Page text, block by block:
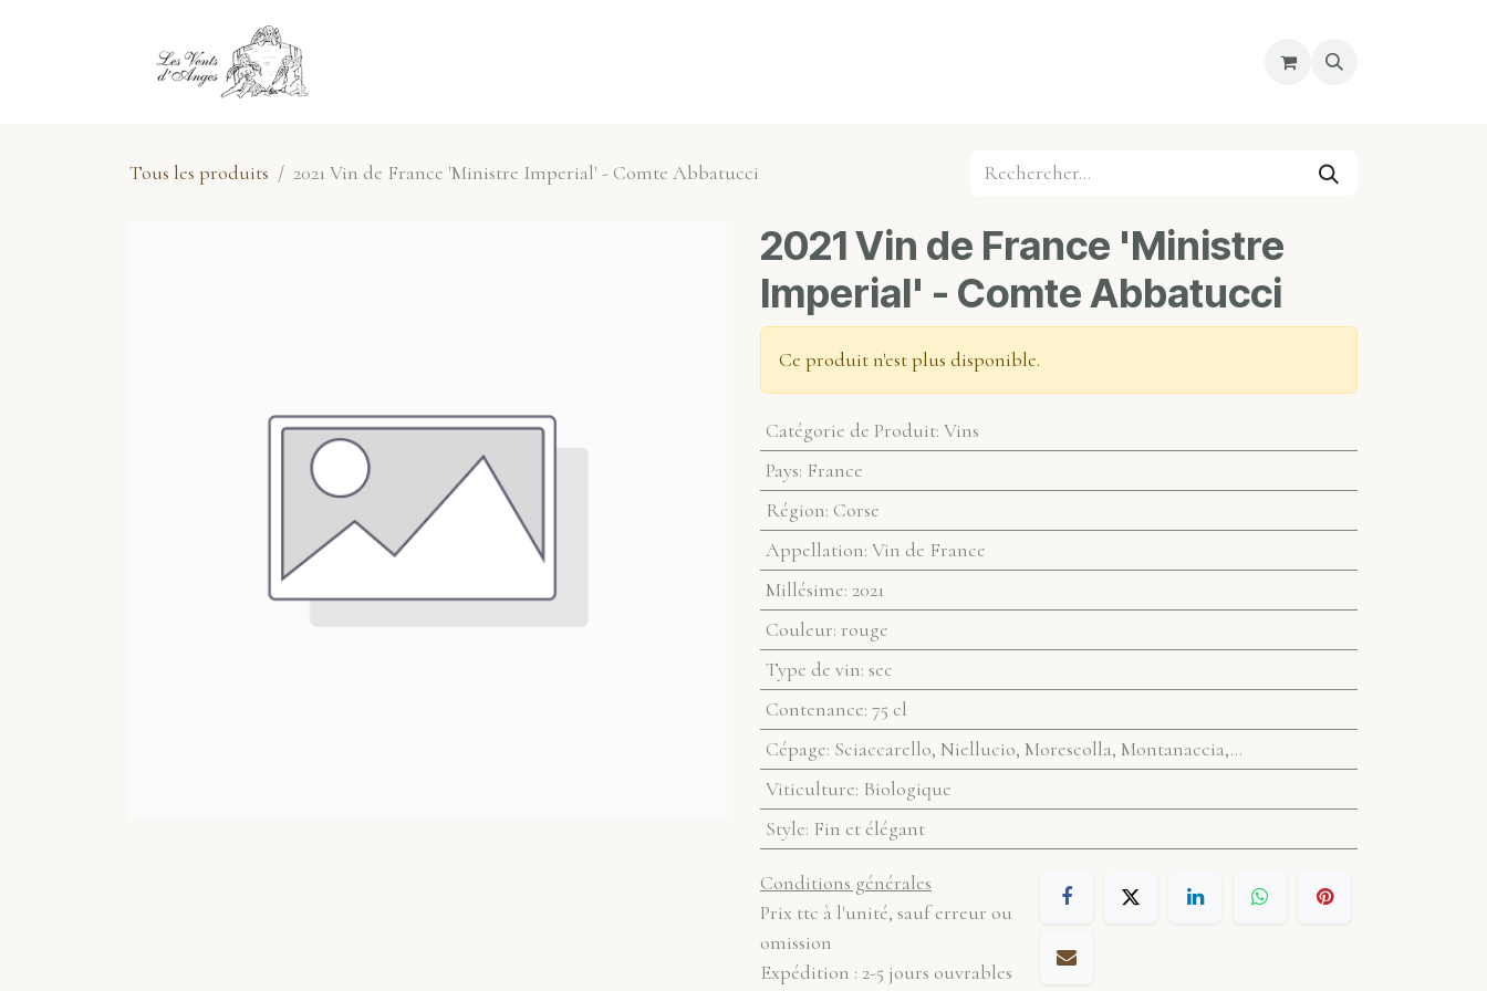
Cours
Tous les produits 2021 Vin de France 'Ministre Imperial' - Comte Abbatucci
2021 Vin de France 'Ministre
Imperial' - Comte Abbatucci
Ce produit n'est plus disponible.
Catégorie de Produit: Vins
Pays: France
Région: Corse
Appellation: Vin de France
Millésime: 2021
Couleur: rouge
Type de vin: sec
Contenance: 75 cl
Cépage: Sciaccarello, Niellucio, Morescolla, Montanaccia,…
Viticulture: Biologique
Style: Fin et élégant
Conditions générales
Prix ttc à l'unité, sauf erreur ou
omission
Expédition : 2-5 jours ouvrables